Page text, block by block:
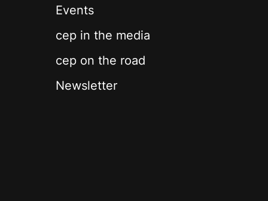
Events
cep in the media
cep on the road
Newsletter